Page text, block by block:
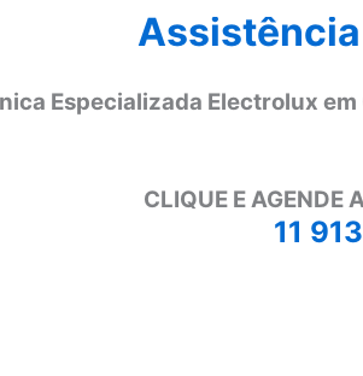
Especializada Electrolux
CLIQUE E AGENDE
11